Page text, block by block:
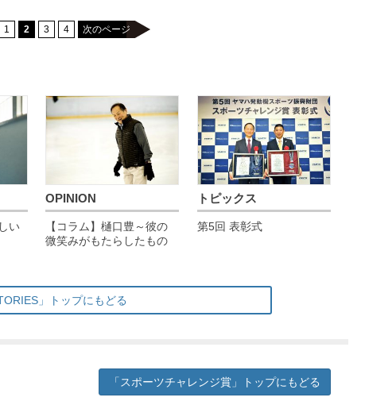
1 2 3 4 次のページ
い
OPINION
【コラム】樋口豊～彼の
微笑みがもたらしたもの
トピックス
第5回 表彰式
」トップにもどる
「スポーツチャレンジ賞」トップにもどる